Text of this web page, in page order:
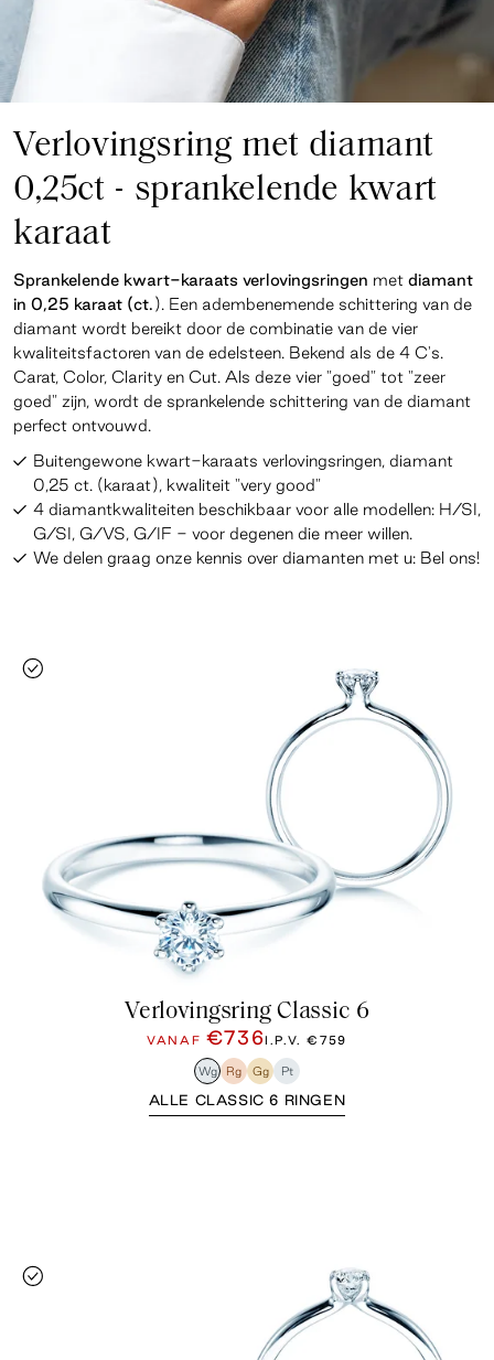
Verlovingsring met diamant
0,25ct - sprankelende kwart
karaat
Sprankelende kwart-karaats verlovingsringen met diamant
in 0,25 karaat (ct. ). Een adembenemende schittering van de
diamant wordt bereikt door de combinatie van de vier
kwaliteitsfactoren van de edelsteen. Bekend als de 4 C's.
Carat, Color, Clarity en Cut. Als deze vier "goed" tot "zeer
goed" zijn, wordt de sprankelende schittering van de diamant
perfect ontvouwd.
Buitengewone kwart-karaats verlovingsringen, diamant
0,25 ct. (karaat), kwaliteit "very good"
4 diamantkwaliteiten beschikbaar voor alle modellen: H/SI,
G/SI, G/VS, G/IF - voor degenen die meer willen.
We delen graag onze kennis over diamanten met u: Bel ons!
Verlovingsring Classic 6
VANAF €736I.P.V.€759
Wg Rg Gg Pt
ALLE CLASSIC 6 RINGEN